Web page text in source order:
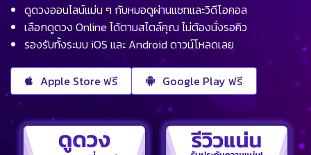
ดูดวงออนไลน์แม่น ๆ กับหมอดูผ่านแชทและวิดีโอคอล
เลือกดูดวง Online ได้ตามสไตล์คุณ ไม่ต้องนั่งรอคิว
รองรับทั้งระบบ iOS และ Android ดาวน์โหลดเลย
Apple Store ฟรี Google Play ฟรี